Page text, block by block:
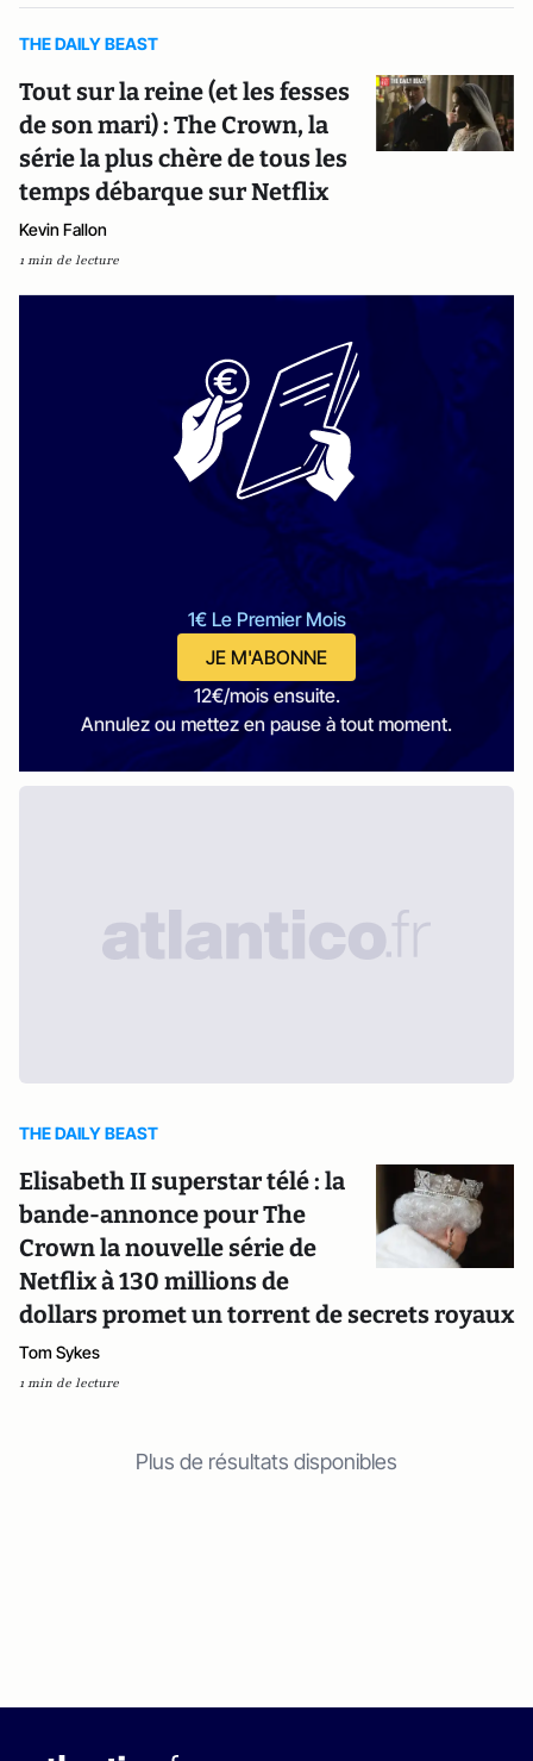
THE DAILY BEAST
Tout sur la reine (et les fesses
de son mari) : The Crown, la
série la plus chère de tous les
temps débarque sur Netflix
Kevin Fallon
1 min de lecture
1€ Le Premier Mois
JE M'ABONNE
12€/mois ensuite.
Annulez ou mettez en pause à tout moment.
THE DAILY BEAST
Elisabeth II superstar télé : la
bande-annonce pour The
Crown la nouvelle série de
Netflix à 130 millions de
dollars promet un torrent de secrets royaux
Tom Sykes
1 min de lecture
Plus de résultats disponibles